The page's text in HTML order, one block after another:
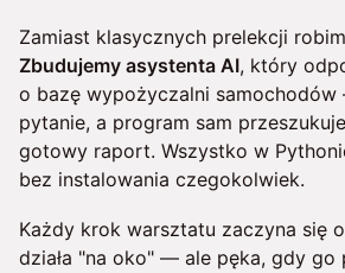
Zamiast klasycznych prelekcji
Zbudujemy asystenta AI, który
o bazę wypożyczalni
pytanie, a program sam
gotowy raport. Wszystko w
bez instalowania czegokolwiek.
Każdy krok warsztatu zaczyna się
działa "na oko" — ale pęka, gdy go